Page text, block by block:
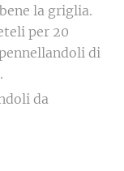
la griglia.
per 20
di
da